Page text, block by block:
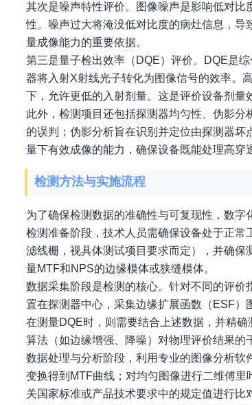
其次是噪声特性评价。图像噪声是影响低对
性。噪声过大将淹没低对比度的病灶信息，
量成像能力的重要依据。
第三是量子检出效率（DQE）评价。DQE是
器将入射X射线光子转化为图像信号的效率。
下，允许更低的入射剂量。这是评价设备剂量
此外，检测项目还包括探测器均匀性、伪影
的误判；伪影分析旨在识别并定位由探测器
量下有效成像的能力，确保设备既能处理高穿
检测方法与实施流程
为了确保检测数据的准确性与可复现性，数字
检测准备阶段，技术人员需确保设备处于正
滤线栅，视具体测试项目要求而定），并确
量MTF和NPS的边缘模体或狭缝模体。
数据采集阶段是检测的核心。针对不同的评
置在探测器中心，采集边缘扩展函数（ESF）
在测量DQE时，则需要结合上述数据，并精
算法（如边缘增强、降噪）对物理评价结果的
数据处理与分析阶段，利用专业的图像分析
变换得到MTF曲线；对均匀图像进行二维傅
关国家标准或产品技术要求中的规定值进行比